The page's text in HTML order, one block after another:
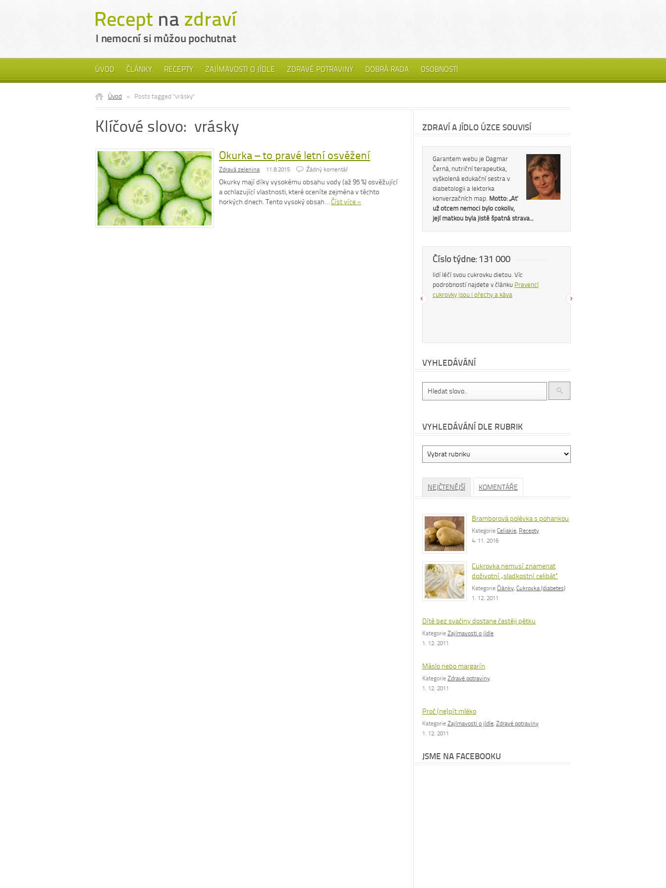
ÚVOD ČLÁNKY RECEPTY ZAJÍMAVOSTI O JÍDLE ZDRAVÉ POTRAVINY DOBRÁ RADA OSOBNOSTI
Úvod » Posts tagged "vrásky"
Klíčové slovo: vrásky
Okurka – to pravé letní osvěžení
Zdravá zelenina 11.8.2015 Źádný komentář
Okurky mají díky vysokému obsahu vody (až 95 %) osvěžující
a ochlazující vlastnosti, které oceníte zejména v těchto
horkých dnech. Tento vysoký obsah…Číst více »
ZDRAVÍ A JÍDLO ÚZCE SOUVISÍ
Garantem webu je Dagmar
Černá, nutriční terapeutka,
vyškolená edukační sestra v
diabetologii a lektorka
konverzačních map. Motto: „Ať
už otcem nemoci bylo cokoliv,
její matkou byla jistě špatná strava.„
Číslo týdne: 131 000
lidí léčí svou cukrovku dietou. Víc
podrobností najdete v článku Prevencí
cukrovky jsou i ořechy a káva
čemuž se po pikantním jídle můžeme
cítit šťastnější a spokojenější. Více se
VYHLEDÁVÁNÍ
VYHLEDÁVÁNÍ DLE RUBRIK
dle
NEJČTENĚJŠÍ KOMENTÁŘE
Bramborová polévka s pohankou
Kategorie Celiakie, Recepty
4. 11. 2016
Cukrovka nemusí znamenat
doživotní „sladkostní celibát“
Kategorie Články, Cukrovka (diabetes)
1. 12. 2011
Dítě bez svačiny dostane častěji pětku
Kategorie Zajímavosti o jídle
1. 12. 2011
Máslo nebo margarín
Kategorie Zdravé potraviny
1. 12. 2011
Proč (ne)pít mléko
Kategorie Zajímavosti o jídle, Zdravé potraviny
1. 12. 2011
JSME NA FACEBOOKU